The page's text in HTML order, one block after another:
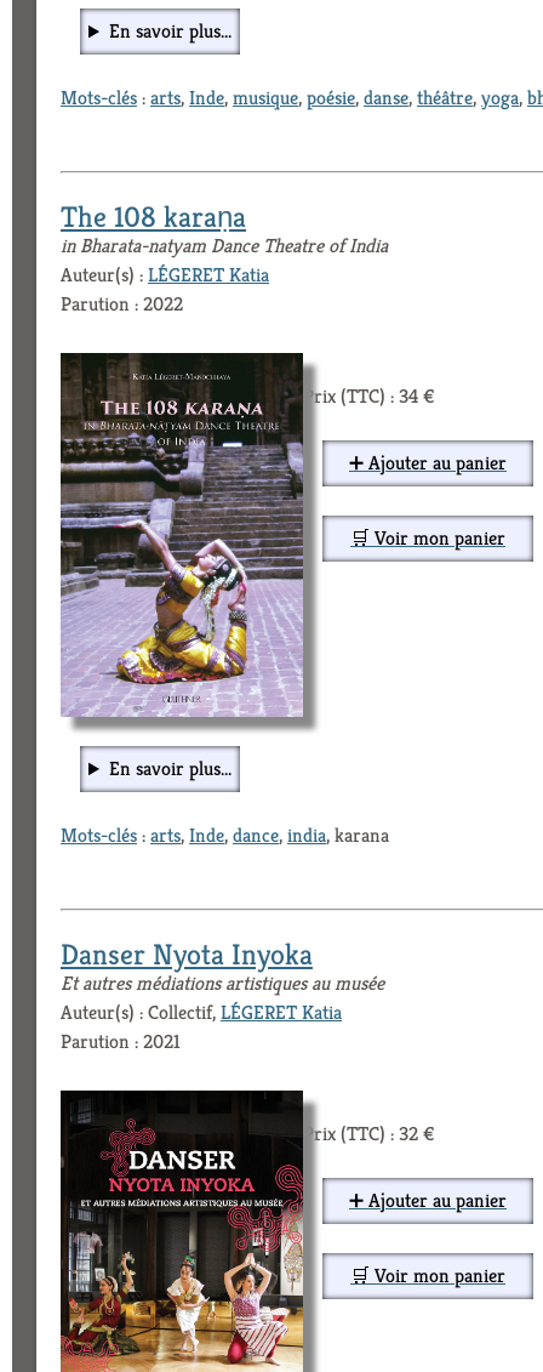
En savoir plus...
Mots-clés:arts,Inde,musique,poésie,danse,théâtre,yoga,
The 108 karaṇa
in Bharata-natyam Dance Theatre of India
Auteur(s) :LÉGERET Katia
Parution : 2022
Prix (TTC) : 34 €
➕ Ajouter au panier
🛒 Voir mon panier
En savoir plus...
Mots-clés:arts,Inde,dance,india, karana
Danser Nyota Inyoka
Et autres médiations artistiques au musée
Auteur(s) : Collectif,LÉGERET Katia
Parution : 2021
Prix (TTC) : 32 €
➕ Ajouter au panier
🛒 Voir mon panier